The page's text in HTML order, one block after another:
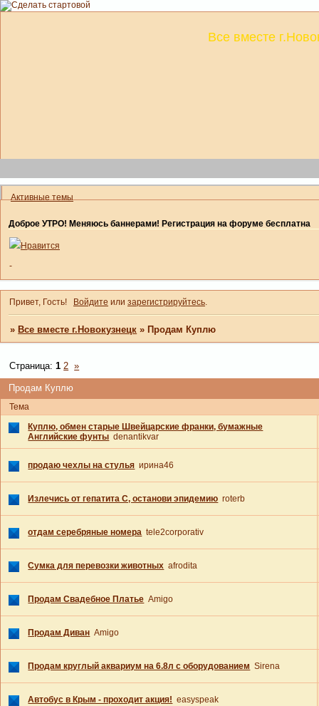
Все вместе
Активные темы
Доброе УТРО! Меняюсь баннерами! Регистрация на форуме бесплатна
Нравится
-
Привет, Гость! Войдите или зарегистрируйтесь.
»Все вместе г.Новокузнецк »Продам Куплю
Продам Куплю
Страница:1 2 »
Тема
Куплю, обмен старые Швейцарские франки, бумажные
Английские фунты denantikvar
продаю чехлы на стулья ирина46
Излечись от гепатита С, останови эпидемию roterb
отдам серебряные номера tele2corporativ
Сумка для перевозки животных afrodita
Продам Свадебное Платье Amigo
Продам Диван Amigo
Продам круглый аквариум на 6.8л с оборудованием Sirena
Автобус в Крым - проходит акция! easyspeak